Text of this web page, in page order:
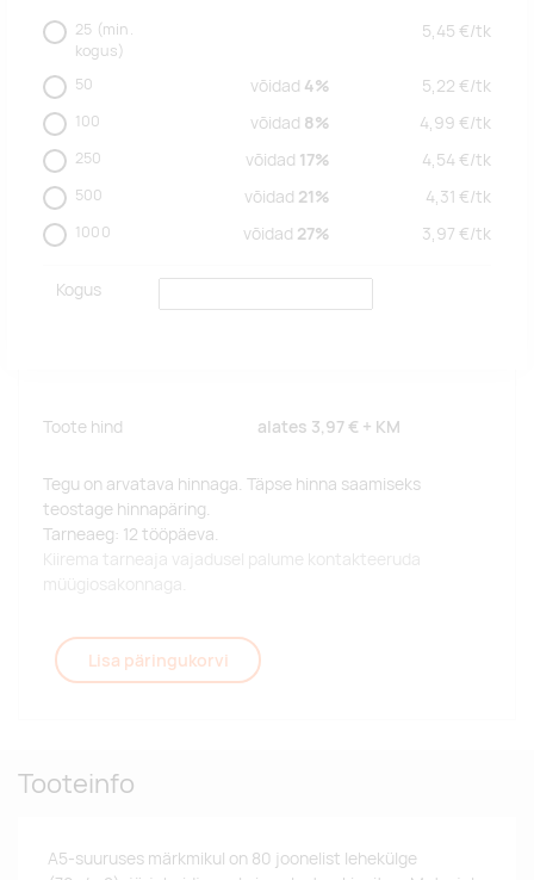
25 (min.
kogus)
5,45 €/tk
50 võidad 4% 5,22 €/tk
100 võidad 8% 4,99 €/tk
250 võidad 17% 4,54 €/tk
500 võidad 21% 4,31 €/tk
1000 võidad 27% 3,97 €/tk
Kogus
Toote hind alates 3,97 € + KM
Tegu on arvatava hinnaga. Täpse hinna saamiseks
teostage hinnapäring.
Tarneaeg: 12 tööpäeva.
Kiirema tarneaja vajadusel palume kontakteeruda
müügiosakonnaga.
Lisa päringukorvi
Tooteinfo
A5-suuruses märkmikul on 80 joonelist lehekülge